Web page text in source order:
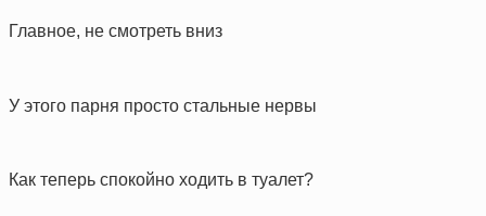
Главное, не смотреть вниз
У этого парня просто стальные нервы
Как теперь спокойно ходить в туалет?